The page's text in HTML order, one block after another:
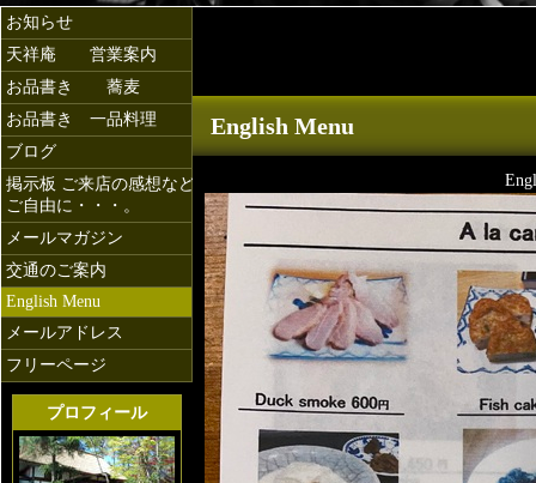
富士箱根
English Menu
お知らせ
天祥庵 営業案内
お品書き 蕎麦
お品書き 一品料理
ブログ
掲示板 ご来店の感想など
ご自由に・・・。
メールマガジン
交通のご案内
English Menu
メールアドレス
フリーページ
プロフィール